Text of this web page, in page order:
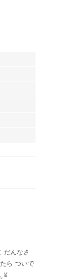
だんなさ
ら ついで
ꈍ